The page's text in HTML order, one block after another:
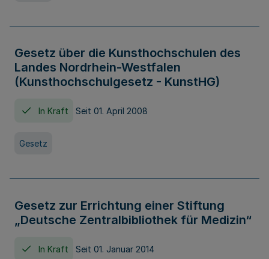
Gesetz über die Kunsthochschulen des
Landes Nordrhein-Westfalen
(Kunsthochschulgesetz - KunstHG)
In Kraft Seit 01. April 2008
Gesetz
Gesetz zur Errichtung einer Stiftung
„Deutsche Zentralbibliothek für Medizin“
In Kraft Seit 01. Januar 2014